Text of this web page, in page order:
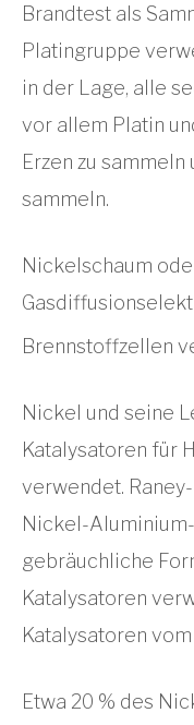
Brandtest als
Platingruppe
in der Lage, alle
vor allem Platin
Erzen zu
sammeln.
Nickelschaum
Brennstoffzellen
Nickel und seine
Katalysatoren für
verwendet.
Nickel-
gebräuchliche
Katalysatoren
Katalysatoren vom
Etwa 20 % des